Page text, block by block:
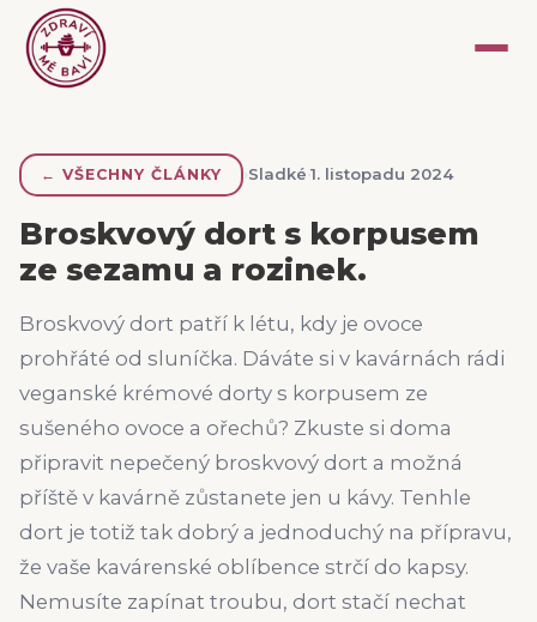
← VŠECHNY ČLÁNKY ›Sladké 1. listopadu 2024
Broskvový dort s korpusem
ze sezamu a rozinek.
Broskvový dort patří k létu, kdy je ovoce
prohřáté od sluníčka. Dáváte si v kavárnách rádi
veganské krémové dorty s korpusem ze
sušeného ovoce a ořechů? Zkuste si doma
připravit nepečený broskvový dort a možná
příště v kavárně zůstanete jen u kávy. Tenhle
dort je totiž tak dobrý a jednoduchý na přípravu,
že vaše kavárenské oblíbence strčí do kapsy.
Nemusíte zapínat troubu, dort stačí nechat